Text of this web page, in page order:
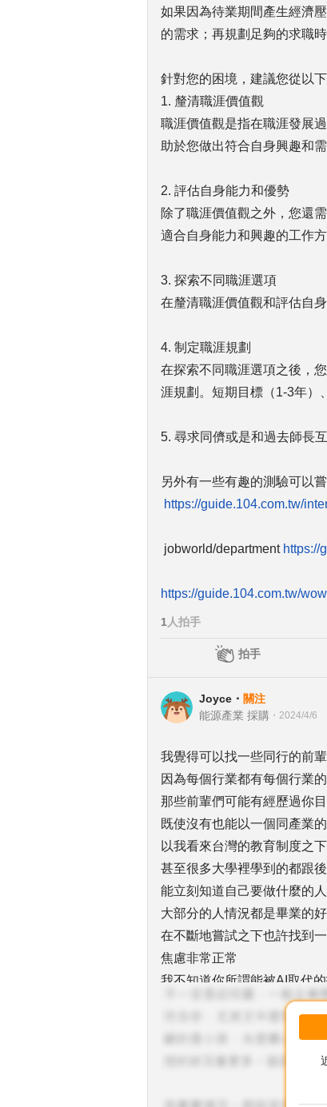
如果因為待業期間產生經濟
的需求；再規劃足夠的求職
針對您的困境，建議您從以
1. 釐清職涯價值觀
職涯價值觀是指在職涯發展
助於您做出符合自身興趣和
2. 評估自身能力和優勢
除了職涯價值觀之外，您還
適合自身能力和興趣的工作方
3. 探索不同職涯選項
在釐清職涯價值觀和評估自
4. 制定職涯規劃
在探索不同職涯選項之後，
涯規劃。短期目標（1-3年）
5. 尋求同儕或是和過去師長
另外有一些有趣的測驗可以嘗
https://guide.104.com.tw/
jobworld/department https://
https://guide.104.com.tw/
1 人拍手
拍手
Joyce ・ 關注
能源產業 採購 ・ 2024/4/6
我覺得可以找一些同行的前
因為每個行業都有每個行業
那些前輩們可能有經歷過你
既使沒有也能以一個同產業
以我看來台灣的教育制度之
甚至很多大學裡學到的都跟
能立刻知道自己要做什麼的
大部分的人情況都是畢業的
在不斷地嘗試之下也許找到
焦慮非常正常
我不知道你所謂能被AI取代
如果這個取代是要花個1、
而且你在這2~20年間難道就
你想靠一項技能就讓自己做
尤其是你待的是時時刻刻都